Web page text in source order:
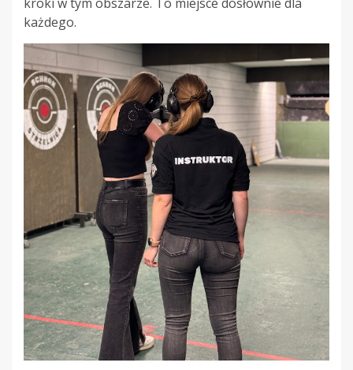
każdego.